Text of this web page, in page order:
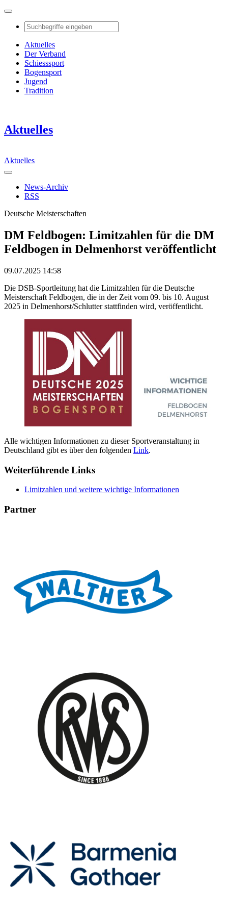
Aktuelles
Der Verband
Schiesssport
Bogensport
Jugend
Tradition
Aktuelles
Aktuelles
News-Archiv
RSS
Deutsche Meisterschaften
DM Feldbogen: Limitzahlen für die DM
Feldbogen in Delmenhorst veröffentlicht
09.07.2025 14:58
Die DSB-Sportleitung hat die Limitzahlen für die Deutsche
Meisterschaft Feldbogen, die in der Zeit vom 09. bis 10. August
2025 in Delmenhorst/Schlutter stattfinden wird, veröffentlicht.
Alle wichtigen Informationen zu dieser Sportveranstaltung in
Deutschland gibt es über den folgenden Link.
Weiterführende Links
Limitzahlen und weitere wichtige Informationen
Partner